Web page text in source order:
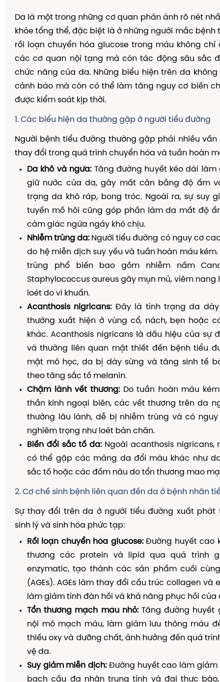
Da là một trong những cơ quan phản ánh rõ nét
khỏe tổng thể, đặc biệt là ở những người mắc bệnh
rối loạn chuyển hóa glucose trong máu không chỉ
các cơ quan nội tạng mà còn tác động sâu sắc
chức năng của da. Những biểu hiện trên da
cảnh báo mà còn có thể làm tăng nguy cơ biến
được kiểm soát kịp thời.
1. Các biểu hiện da thường gặp ở người tiểu đường
Người bệnh tiểu đường thường gặp phải nhiều
thay đổi trong quá trình chuyển hóa và tuần hoàn
Da khô và ngứa:Tăng đường huyết kéo dài làm
giữ nước của da, gây mất cân bằng độ ẩm
trạng da khô ráp, bong tróc. Ngoài ra, sự suy
tuyến mồ hôi cũng góp phần làm da mất độ
cảm giác ngứa ngáy khó chịu.
Nhiễm trùng da:Người tiểu đường có nguy cơ
do hệ miễn dịch suy yếu và tuần hoàn máu
trùng phổ biến bao gồm nhiễm nấm
Staphylococcus aureus gây mụn mủ, viêm nang
loét do vi khuẩn.
Acanthosis nigricans:Đây là tình trạng da dày
thường xuất hiện ở vùng cổ, nách, bẹn hoặc
khác. Acanthosis nigricans là dấu hiệu của sự
và thường liên quan mật thiết đến bệnh tiểu
mặt mô học, da bị dày sừng và tăng sinh tế
theo tăng sắc tố melanin.
Chậm lành vết thương:Do tuần hoàn máu
thần kinh ngoại biên, các vết thương trên da
thường lâu lành, dễ bị nhiễm trùng và có
nghiêm trọng như loét bàn chân.
Biến đổi sắc tố da:Ngoài acanthosis nigricans,
có thể gặp các mảng da đổi màu khác như
sắc tố hoặc các đốm nâu do tổn thương mao
2. Cơ chế sinh bệnh liên quan đến da ở bệnh nhân
Sự thay đổi trên da ở người tiểu đường xuất phát
sinh lý và sinh hóa phức tạp:
Rối loạn chuyển hóa glucose:Đường huyết cao
thương các protein và lipid qua quá trình
enzymatic, tạo thành các sản phẩm cuối
(AGEs). AGEs làm thay đổi cấu trúc collagen và
làm giảm tính đàn hồi và khả năng phục hồi của
Tổn thương mạch máu nhỏ:Tăng đường huyết
nội mô mạch máu, làm giảm lưu thông máu
thiếu oxy và dưỡng chất, ảnh hưởng đến quá
vệ da.
Suy giảm miễn dịch:Đường huyết cao làm giảm
bạch cầu đa nhân trung tính và đại thực